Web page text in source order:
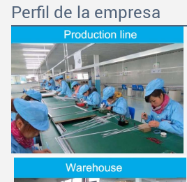
Perfil de la empresa